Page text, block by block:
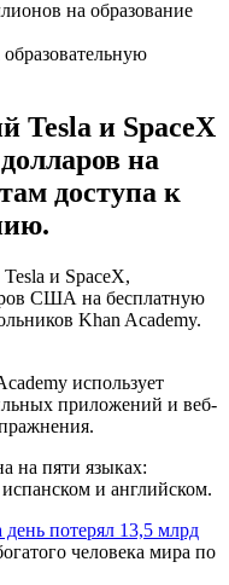
Tesla и SpaceХ
на
доступа к
и SpaceХ,
США на бесплатную
Khan Academy.
использует
приложений и веб-
на пяти языках:
и английском.
день потерял 13,5 млрд
человека мира по